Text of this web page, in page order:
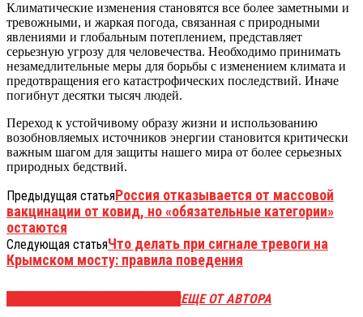
Климатические изменения становятся все более заметными и
тревожными, и жаркая погода, связанная с природными
явлениями и глобальным потеплением, представляет
серьезную угрозу для человечества. Необходимо принимать
незамедлительные меры для борьбы с изменением климата и
предотвращения его катастрофических последствий. Иначе
погибнут десятки тысяч людей.
Переход к устойчивому образу жизни и использованию
возобновляемых источников энергии становится критически
важным шагом для защиты нашего мира от более серьезных
природных бедствий.
Предыдущая статьяРоссия отказывается от массовой
вакцинации от ковид, но «обязательные категории»
остаются
Следующая статьяЧто делать при сигнале тревоги на
Крымском мосту: правила поведения
ЕЩЕ ОТ АВТОРА